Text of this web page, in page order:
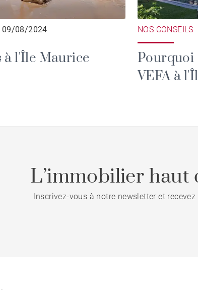
09/08/2024
à l'Île Maurice
NOS CONSEILS
Pourquoi
VEFA à
L’immobilier haut
Inscrivez-vous à notre newsletter et